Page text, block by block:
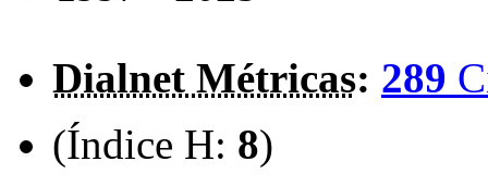
Dialnet Métricas: 289
(Índice H: 8)